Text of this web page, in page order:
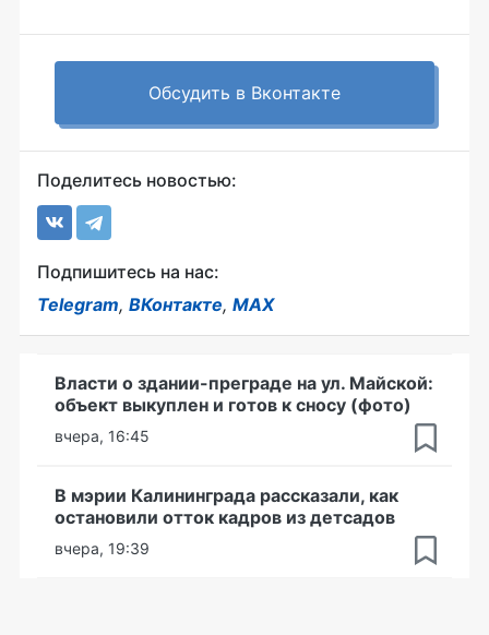
Обсудить в Вконтакте
Поделитесь новостью:
Подпишитесь на нас:
Telegram, ВКонтакте, MAX
Власти о здании-преграде на ул. Майской:
объект выкуплен и готов к сносу (фото)
вчера, 16:45
В мэрии Калининграда рассказали, как
остановили отток кадров из детсадов
вчера, 19:39